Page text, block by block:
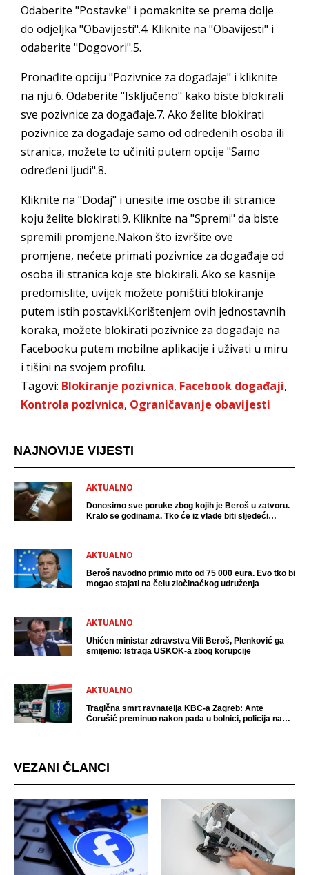
Odaberite "Postavke" i pomaknite se prema dolje
do odjeljka "Obavijesti".4. Kliknite na "Obavijesti" i
odaberite "Dogovori".5.
Pronađite opciju "Pozivnice za događaje" i kliknite
na nju.6. Odaberite "Isključeno" kako biste blokirali
sve pozivnice za događaje.7. Ako želite blokirati
pozivnice za događaje samo od određenih osoba ili
stranica, možete to učiniti putem opcije "Samo
određeni ljudi".8.
Kliknite na "Dodaj" i unesite ime osobe ili stranice
koju želite blokirati.9. Kliknite na "Spremi" da biste
spremili promjene.Nakon što izvršite ove
promjene, nećete primati pozivnice za događaje od
osoba ili stranica koje ste blokirali. Ako se kasnije
predomislite, uvijek možete poništiti blokiranje
putem istih postavki.Korištenjem ovih jednostavnih
koraka, možete blokirati pozivnice za događaje na
Facebooku putem mobilne aplikacije i uživati u miru
i tišini na svojem profilu.
Tagovi: Blokiranje pozivnica, Facebook događaji,
Kontrola pozivnica, Ograničavanje obavijesti
NAJNOVIJE VIJESTI
AKTUALNO
Donosimo sve poruke zbog kojih je Beroš u zatvoru.
Kralo se godinama. Tko će iz vlade biti sljedeći
AKTUALNO
Beroš navodno primio mito od 75 000 eura. Evo tko bi
mogao stajati na čelu zločinačkog udruženja
AKTUALNO
Uhićen ministar zdravstva Vili Beroš, Plenković ga
smijenio: Istraga USKOK-a zbog korupcije
AKTUALNO
Tragična smrt ravnatelja KBC-a Zagreb: Ante
Ćorušić preminuo nakon pada u bolnici, policija na
VEZANI ČLANCI